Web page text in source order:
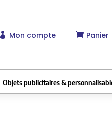
 Mon compte  Panier
Objets publicitaires &